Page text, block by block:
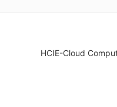
HCIE-Cloud